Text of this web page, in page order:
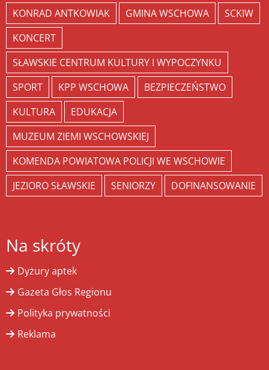
KONRAD ANTKOWIAK
GMINA WSCHOWA
SCKIW
KONCERT
SŁAWSKIE CENTRUM KULTURY I WYPOCZYNKU
SPORT
KPP WSCHOWA
BEZPIECZEŃSTWO
KULTURA
EDUKACJA
MUZEUM ZIEMI WSCHOWSKIEJ
KOMENDA POWIATOWA POLICJI WE WSCHOWIE
JEZIORO SŁAWSKIE
SENIORZY DOFINANSOWANIE
Na skróty
Dyżury aptek
Gazeta Głos Regionu
Polityka prywatności
Reklama